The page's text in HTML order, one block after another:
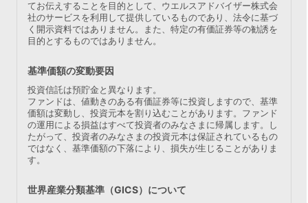
てお伝えすることを目的として、ウエルスアドバイザー株式会
社のサービスを利用して提供しているものであり、法令に基づ
く開示資料ではありません。また、特定の有価証券等の勧誘を
目的とするものではありません。
基準価額の変動要因
投資信託は預貯金と異なります。
ファンドは、値動きのある有価証券等に投資しますので、基準
価額は変動し、投資元本を割り込むことがあります。ファンド
の運用による損益はすべて投資者のみなさまに帰属します。し
たがって、投資者のみなさまの投資元本は保証されているもの
ではなく、基準価額の下落により、損失が生じることがありま
す。
世界産業分類基準（GICS）について